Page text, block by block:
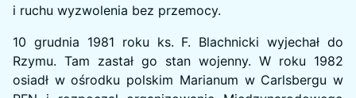
i ruchu wyzwolenia bez przemocy.
10 grudnia 1981 roku ks. F. Blachnicki wyjechał do
Rzymu. Tam zastał go stan wojenny. W roku 1982
osiadł w ośrodku polskim Marianum w Carlsbergu w